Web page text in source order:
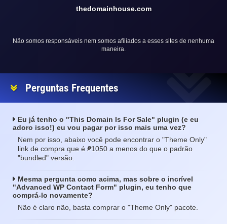
thedomainhouse.com
Não somos responsáveis nem somos afiliados a esses sites de nenhuma
maneira.
Perguntas Frequentes
Eu já tenho o "This Domain Is For Sale" plugin (e eu
adoro isso!) eu vou pagar por isso mais uma vez?
Nem por isso, abaixo você pode encontrar o "Theme Only"
link de compra que é ₱1050 a menos do que o padrão
"bundled" versão.
Mesma pergunta como acima, mas sobre o incrível
"Advanced WP Contact Form" plugin, eu tenho que
comprá-lo novamente?
Não é claro não, basta comprar o "Theme Only" pacote.